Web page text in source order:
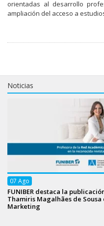
orientadas al desarrollo
ampliación del acceso a
Noticias
07 Ago
FUNIBER destaca la
Thamiris Magalhães de
Marketing